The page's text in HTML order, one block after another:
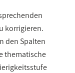
korrigieren.
den Spalten
thematische